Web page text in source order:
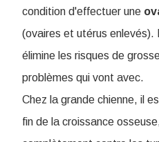
condition d'effectuer une
(ovaires et utérus enlevés).
élimine les risques de
problèmes qui vont avec.
Chez la grande chienne, il
fin de la croissance